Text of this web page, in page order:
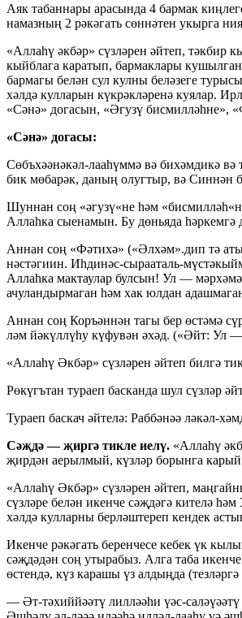
Аяк табаннары арасында 4 бармак
намазның 2 рәкәгать сөннәтен укырга
«Аллаһү әкбәр» сүзләрен әйтеп,
кыйблага каратып, бармаклары
бармагы белән сул кулны беләзеге
хәлдә кулларын күкрәкләренә куялар.
«Сәнә» догасын, «Әгузү бисмилләһне»,
«Сәнә» догасы:
Сөбъхәәнәкәл-лааһүммә вә бихәмдикә вә
бик мөбарәк, даның олугтыр, вә
Шуннан соң «әгузү«не һәм
Аллаһка сыенамын. Бу дөньяда һәркемгә
Аннан соң «Фәтихә» («Әлхәм».дип тә
нәстәгиин. Иһдинәс-сырааталь-м
Аллаһка мактаулар булсын! Ул —
ачуландырмаган һәм хак юлдан
Аннан соң Коръәннән тагы бер өстәмә
ләм йәкүллүһу күфувән әхәд. («Әйт: Ул
«Аллаһү Әкбәр» сүзләрен әйтеп билгә
Рөкүгътан тураеп басканда шул сүзләр
Тураеп баскач әйтелә: Раббәнәә ләкәл-х
Сәҗдә — җиргә тикле иелү. «Аллаһү
җирдән аерылмый, күзләр борынга
«Аллаһү Әкбәр» сүзләрен әйтеп,
сүзләре белән икенче сәҗдәгә кителә
хәлдә кулларны берләштереп кендек
Икенче рәкәгать беренчесе кебек үк
сәҗдәдән соң утырабыз. Алга таба
өстендә, күз карашы үз алдыңда
— Әт-тәхиййәәтү лилләәһи үәс-сал